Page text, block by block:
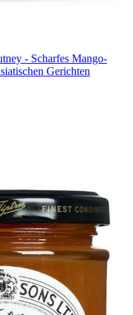
- Scharfes Mango-
Gerichten